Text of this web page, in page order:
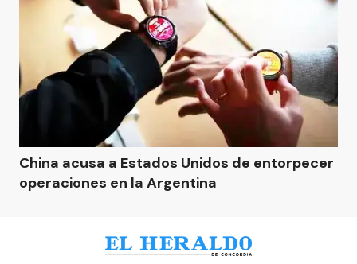
China acusa a Estados Unidos de entorpecer
operaciones en la Argentina